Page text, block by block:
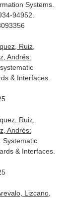
Systems.
94952.
Ruiz,
Andrés:
& Interfaces.
Ruiz,
Andrés:
Systematic
& Interfaces.
Lizcano,